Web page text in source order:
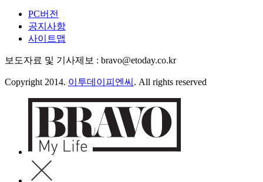
PC버전
공지사항
사이트맵
보도자료 및 기사제보 : bravo@etoday.co.kr
Copyright 2014. 이투데이피엔씨 . All rights reserved